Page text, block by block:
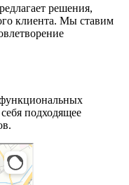
решения,
клиента. Мы ставим
подходящее